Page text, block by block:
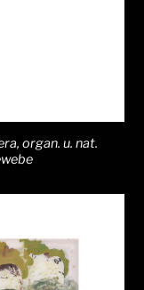
organ. u. nat.